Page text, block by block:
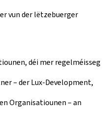
vun der lëtzebuerger
déi mer regelméisseg
– der Lux-Development,
Organisatiounen – an